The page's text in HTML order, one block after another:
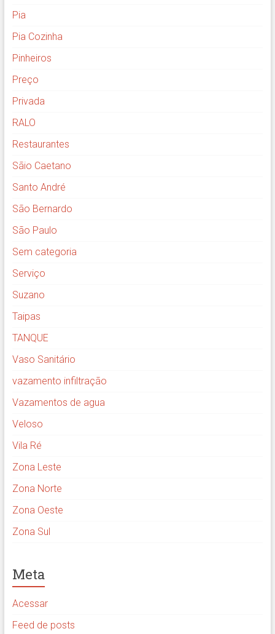
Pia
Pia Cozinha
Pinheiros
Preço
Privada
RALO
Restaurantes
Sãio Caetano
Santo André
São Bernardo
São Paulo
Sem categoria
Serviço
Suzano
Taipas
TANQUE
Vaso Sanitário
vazamento infiltração
Vazamentos de agua
Veloso
Vila Ré
Zona Leste
Zona Norte
Zona Oeste
Zona Sul
Meta
Acessar
Feed de posts